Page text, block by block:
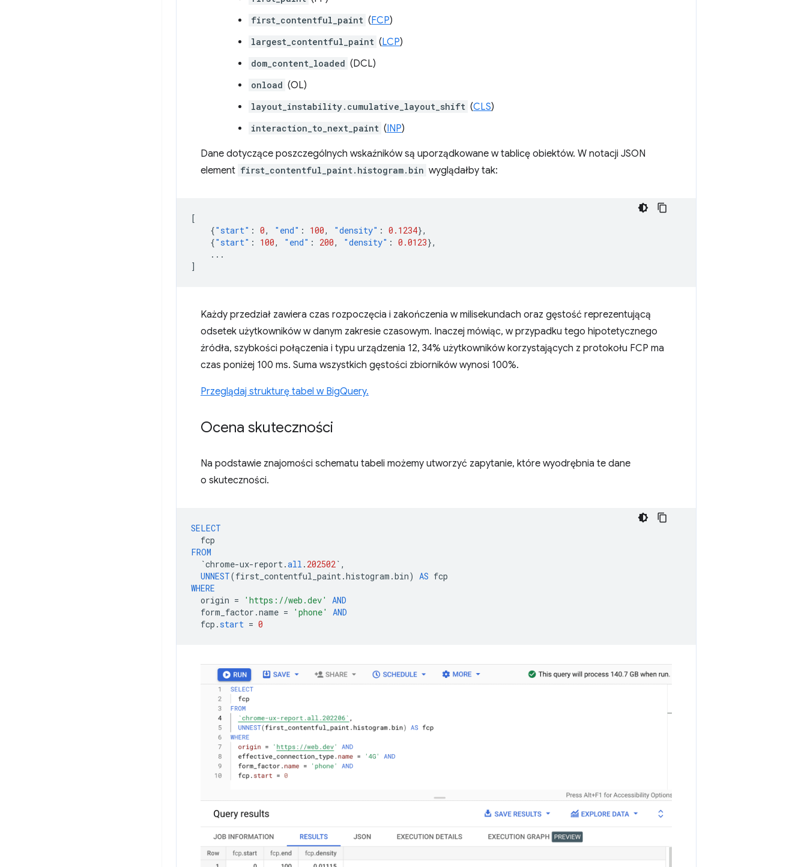
first_contentful_paint (FCP)
largest_contentful_paint (LCP)
dom_content_loaded (DCL)
onload (OL)
layout_instability.cumulative_layout_shift (CLS)
interaction_to_next_paint (INP)
Dane dotyczące poszczególnych wskaźników są uporządkowane w tablicę obiektów. W notacji JSON
element first_contentful_paint.histogram.bin wyglądałby tak:
[
{"start" : 0, "end" : 100, "density" : 0.1234},
{"start" : 100, "end" : 200, "density" : 0.0123},
...
]
Każdy przedział zawiera czas rozpoczęcia i zakończenia w milisekundach oraz gęstość reprezentującą
odsetek użytkowników w danym zakresie czasowym. Inaczej mówiąc, w przypadku tego hipotetycznego
źródła, szybkości połączenia i typu urządzenia 12, 34% użytkowników korzystających z protokołu FCP ma
czas poniżej 100 ms. Suma wszystkich gęstości zbiorników wynosi 100%.
Przeglądaj strukturę tabel w BigQuery.
Ocena skuteczności
Na podstawie znajomości schematu tabeli możemy utworzyć zapytanie, które wyodrębnia te dane
o skuteczności.
SELECT
fcp
FROM
`chrome-ux-report .all . 202502 ` ,
UNNEST(first_contentful_paint .histogram .bin) AS fcp
WHERE
origin = 'https://web.dev'
AND
form_factor .name = 'phone'
AND
fcp .start = 0